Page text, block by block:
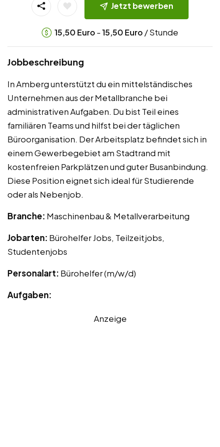
Jetzt bewerben
15,50 Euro -15,50 Euro / Stunde
Jobbeschreibung
In Amberg unterstützt du ein mittelständisches
Unternehmen aus der Metallbranche bei
administrativen Aufgaben. Du bist Teil eines
familiären Teams und hilfst bei der täglichen
Büroorganisation. Der Arbeitsplatz befindet sich in
einem Gewerbegebiet am Stadtrand mit
kostenfreien Parkplätzen und guter Busanbindung.
Diese Position eignet sich ideal für Studierende
oder als Nebenjob.
Branche: Maschinenbau & Metallverarbeitung
Jobarten: Bürohelfer Jobs, Teilzeitjobs,
Studentenjobs
Personalart: Bürohelfer (m/w/d)
Aufgaben:
Anzeige